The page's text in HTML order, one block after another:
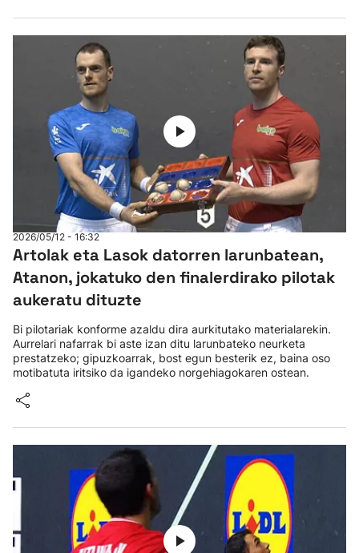
2026/05/12 - 16:32
Artolak eta Lasok datorren larunbatean,
Atanon, jokatuko den finalerdirako pilotak
aukeratu dituzte
Bi pilotariak konforme azaldu dira aurkitutako materialarekin.
Aurrelari nafarrak bi aste izan ditu larunbateko neurketa
prestatzeko; gipuzkoarrak, bost egun besterik ez, baina oso
motibatuta iritsiko da igandeko norgehiagokaren ostean.